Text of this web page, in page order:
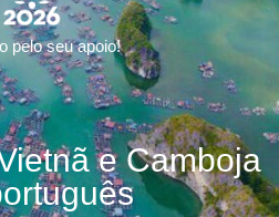
e Camboja
pelo seu apoio!